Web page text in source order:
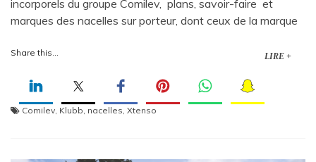
incorporels du groupe Comilev, plans, savoir-faire et
marques des nacelles sur porteur, dont ceux de la marque
Share this... LIRE +
Comilev Klubb nacelles Xtenso